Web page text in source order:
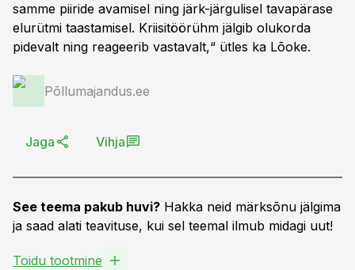
samme piiride avamisel ning järk-järgulisel tavapärase
elurütmi taastamisel. Kriisitöörühm jälgib olukorda
pidevalt ning reageerib vastavalt,“ ütles ka Lõoke.
Põllumajandus.ee
Jaga Vihja
See teema pakub huvi? Hakka neid märksõnu jälgima
ja saad alati teavituse, kui sel teemal ilmub midagi uut!
Toidu tootmine